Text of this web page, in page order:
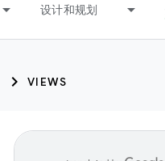
设计和规划
VIEWS